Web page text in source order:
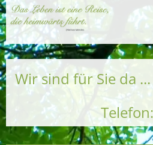
Wir sind für Sie da ...